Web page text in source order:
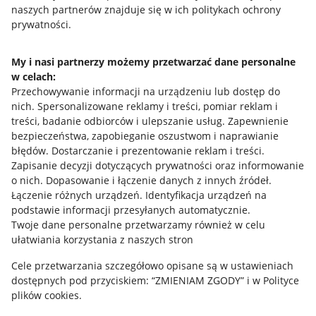
naszych partnerów znajduje się w ich politykach ochrony
prywatności.
My i nasi partnerzy możemy przetwarzać dane personalne
w celach:
Przechowywanie informacji na urządzeniu lub dostęp do
nich. Spersonalizowane reklamy i treści, pomiar reklam i
treści, badanie odbiorców i ulepszanie usług. Zapewnienie
bezpieczeństwa, zapobieganie oszustwom i naprawianie
błędów. Dostarczanie i prezentowanie reklam i treści.
Zapisanie decyzji dotyczących prywatności oraz informowanie
o nich. Dopasowanie i łączenie danych z innych źródeł.
Łączenie różnych urządzeń. Identyfikacja urządzeń na
podstawie informacji przesyłanych automatycznie.
Twoje dane personalne przetwarzamy również w celu
ułatwiania korzystania z naszych stron
Cele przetwarzania szczegółowo opisane są w ustawieniach
dostępnych pod przyciskiem: “ZMIENIAM ZGODY” i w Polityce
plików cookies.
Jak to działa
Allegro Gadane dla sprzedających
Allegro Gadane dla kupujących
Mapa miejscowości
Informacje prawne
Regulamin
Polityka plików "cookies"
Ustawienia plików "cookies"
Udostępnianie lokalizacji
Informacje dla Aktu o Usługach Cyfrowych